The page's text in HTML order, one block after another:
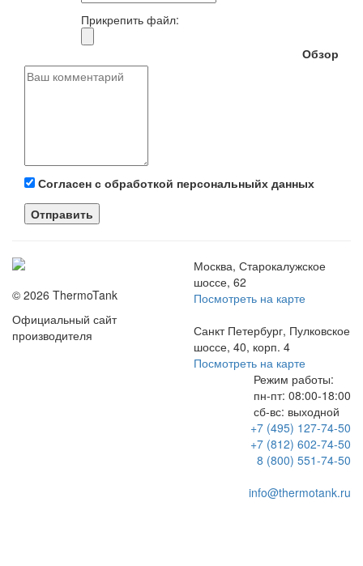
Прикрепить файл:
Обзор
Согласен с обработкой персональныйх данных
Отправить
Москва, Старокалужское
шоссе, 62
Посмотреть на карте
Санкт Петербург, Пулковское
шоссе, 40, корп. 4
Посмотреть на карте
Режим работы:
пн-пт: 08:00-18:00
сб-вс: выходной
+7 (495) 127-74-50
+7 (812) 602-74-50
8 (800) 551-74-50
info@thermotank.ru
© 2026 ThermoTank
Официальный сайт
производителя